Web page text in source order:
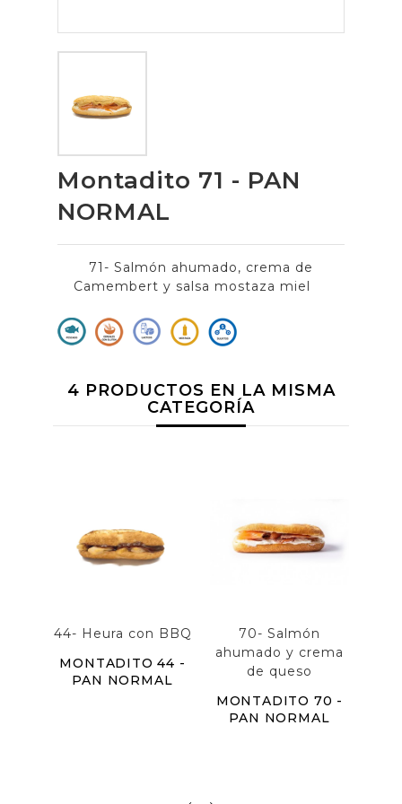
Montadito 71 - PAN
NORMAL
71- Salmón ahumado, crema de
Camembert y salsa mostaza miel
4 PRODUCTOS EN LA MISMA
CATEGORÍA
44- Heura con BBQ
MONTADITO 44 -
PAN NORMAL
70- Salmón
ahumado y crema
de queso
MONTADITO 70 -
PAN NORMAL